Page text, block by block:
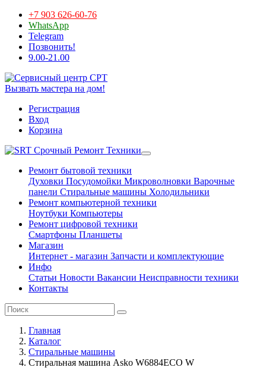
+7 903 626-60-76
WhatsApp
Telegram
Позвонить!
9.00-21.00
Вызвать мастера на дом!
Регистрация
Вход
Корзина
Срочный Ремонт Техники
Ремонт бытовой техники
Духовки Посудомойки Микроволновки Варочные
панели Стиральные машины Холодильники
Ремонт компьютерной техники
Ноутбуки Компьютеры
Ремонт цифровой техники
Смартфоны Планшеты
Магазин
Интернет - магазин Запчасти и комплектующие
Инфо
Статьи Новости Вакансии Неисправности техники
Контакты
Главная
Каталог
Стиральные машины
Стиральная машина Asko W6884ECO W